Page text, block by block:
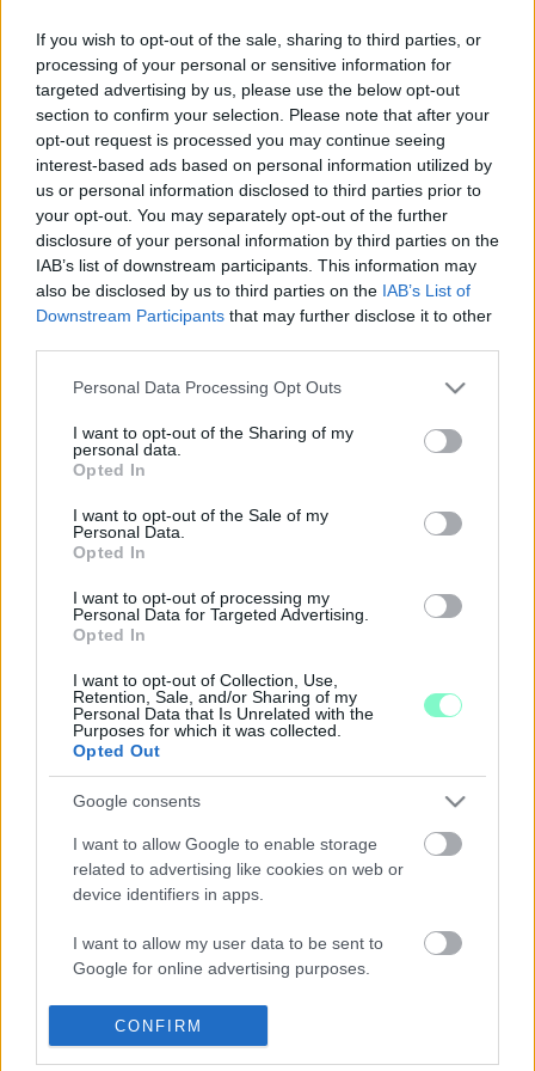
If you wish to opt-out of the sale, sharing to third parties, or
processing of your personal or sensitive information for
targeted advertising by us, please use the below opt-out
section to confirm your selection. Please note that after your
opt-out request is processed you may continue seeing
interest-based ads based on personal information utilized by
us or personal information disclosed to third parties prior to
your opt-out. You may separately opt-out of the further
disclosure of your personal information by third parties on the
IAB’s list of downstream participants. This information may
also be disclosed by us to third parties on the IAB’s List of
Downstream Participants that may further disclose it to other
Please note that this website/app uses one or more Google
not limited to your visit or usage behaviour. You may click to
grant or deny consent to Google and its third-party tags to
use your data for below specified purposes in below Google
consent section.
Personal Data Processing Opt Outs
I want to opt-out of the Sharing of my
personal data.
Opted In
I want to opt-out of the Sale of my
Personal Data.
Opted In
I want to opt-out of processing my
Personal Data for Targeted Advertising.
Opted In
I want to opt-out of Collection, Use,
Retention, Sale, and/or Sharing of my
Personal Data that Is Unrelated with the
Purposes for which it was collected.
Opted Out
Google consents
I want to allow Google to enable storage
related to advertising like cookies on web or
device identifiers in apps.
I want to allow my user data to be sent to
Google for online advertising purposes.
I want to allow Google to send me
personalized advertising.
CONFIRM
KAMIONNAL, ÍGY HÁT ELADTUK”
2024. december. 18. 10:07
Kondora István, Sárvár polgármestere szerint igazságos volt,
hogy a 15 felügyelő bizottsági helyből, mindössze kettőt kapott
az ellenzék.
VARGA JENŐ: “SZAVAZOK VAGY NEM
SZAVAZOK, TELJESEN MINDEGY”
2024. december. 16. 09:40
A sárvári kamion adásvételéről nyilatkozott a fideszes
önkormányzati képviselő.
A HELYI FIDESZES ÖNKORMÁNYZATI
KÉPVISELŐ CÉGE, A C.P.PORTÁL KFT.,
ÖNKORMÁNYZAT KAMIONJÁT
2024. december. 13. 08:13
Varga Jenő nem jelentett be érintettséget, megszavazta
cégének az adásvételt.
EDDIG 3 MILLIÓ FORINTOT KÖLTÖTT EL A
SÁRVÁRI ÖNKORMÁNYZAT ARRA A KAMIONRA,
AMIT VARGA JENŐ, FIDESZES KÉPVISELŐ CÉGE
2024. július. 05. 18:02
A C.P. Portál Kft. használja, az önkormányzat fizeti még a
PÁLYÁZTATÁS NÉLKÜL BÉRELHETI NETTÓ 80
EZER FORINTÉRT HAVONTA A SÁRVÁRI
ÖNKORMÁNYZAT KÖZPÉNZEN VETT
KAMIONJÁT A FIDESZES KÉPVISELŐ CÉGE
2024. március. 13. 07:30
A szervizeltetést az önkormányzat fizeti, erre 2023-ban 660
ezer forintnyi adó forintot költöttek el.
A TESTÜLETBEN ÜLŐ FIDESZES
ÖNKORMÁNYZATI KÉPVISELŐ CÉGE NYERTE EL
A SÁRVÁR ÁLTAL, UTCA TAKARÍTÁSRA KIÍRT
KÖZBESZERZÉST
Nem ez volt az első alkalom, hogy Varga Jenő kft-je nyerte el az
önkormányzat közbeszerzését. Az illetékes bizottság zártan
tárgyalta a nyílt közbeszerzés anyagát.